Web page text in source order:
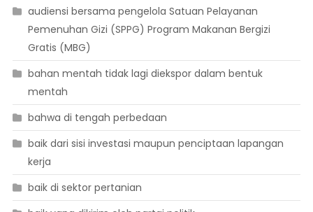
audiensi bersama pengelola Satuan Pelayanan
Pemenuhan Gizi (SPPG) Program Makanan Bergizi
Gratis (MBG)
bahan mentah tidak lagi diekspor dalam bentuk
mentah
bahwa di tengah perbedaan
baik dari sisi investasi maupun penciptaan lapangan
kerja
baik di sektor pertanian